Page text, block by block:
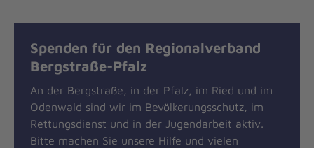
Spenden für den Regionalverband
Bergstraße-Pfalz
An der Bergstraße, in der Pfalz, im Ried und im
Odenwald sind wir im Bevölkerungsschutz, im
Rettungsdienst und in der Jugendarbeit aktiv.
Bitte machen Sie unsere Hilfe und vielen